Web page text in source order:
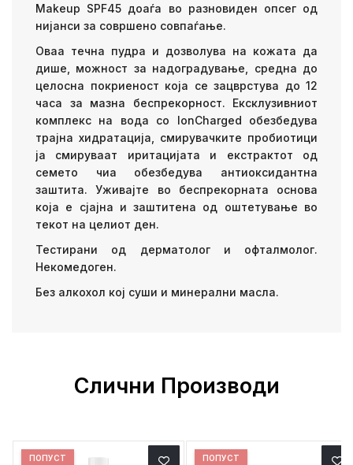
Makeup SPF45 доаѓа во разновиден опсег од
нијанси за совршено совпаѓање.
Оваа течна пудра и дозволува на кожата да
дише, можност за надоградување, средна до
целосна покриеност која се зацврстува до 12
часа за мазна беспрекорност. Ексклузивниот
комплекс на вода со IonCharged обезбедува
трајна хидратација, смирувачките пробиотици
ја смируваат иритацијата и екстрактот од
семето чиа обезбедува антиоксидантна
заштита. Уживајте во беспрекорната основа
која е сјајна и заштитена од оштетување во
текот на целиот ден.
Тестирани од дерматолог и офталмолог.
Некомедоген.
Без алкохол кој суши и минерални масла.
Слични Производи
ПОПУСТ ПОПУСТ